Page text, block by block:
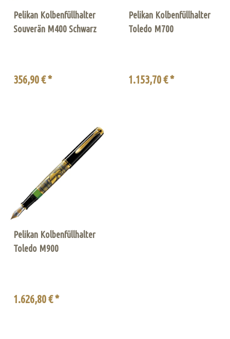
Pelikan Kolbenfüllhalter
Souverän M400 Schwarz
356,90 € *
Pelikan Kolbenfüllhalter
Toledo M700
1.153,70 € *
Pelikan Kolbenfüllhalter
Toledo M900
1.626,80 € *